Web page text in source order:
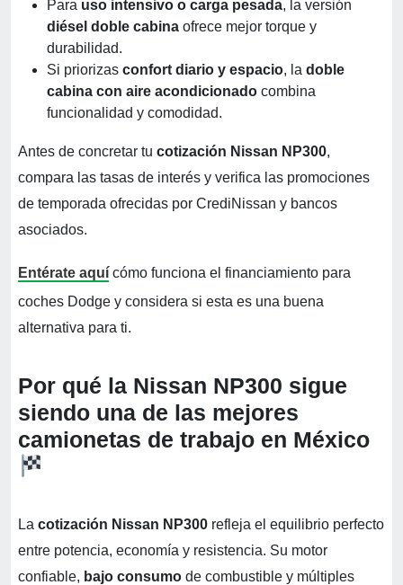
Para uso intensivo o carga pesada, la versión
diésel doble cabina ofrece mejor torque y
durabilidad.
Si priorizas confort diario y espacio, la doble
cabina con aire acondicionado combina
funcionalidad y comodidad.
Antes de concretar tu cotización Nissan NP300,
compara las tasas de interés y verifica las promociones
de temporada ofrecidas por CrediNissan y bancos
asociados.
Entérate aquí cómo funciona el financiamiento para
coches Dodge y considera si esta es una buena
alternativa para ti.
Por qué la Nissan NP300 sigue
siendo una de las mejores
camionetas de trabajo en México
La cotización Nissan NP300 refleja el equilibrio perfecto
entre potencia, economía y resistencia. Su motor
confiable, bajo consumo de combustible y múltiples